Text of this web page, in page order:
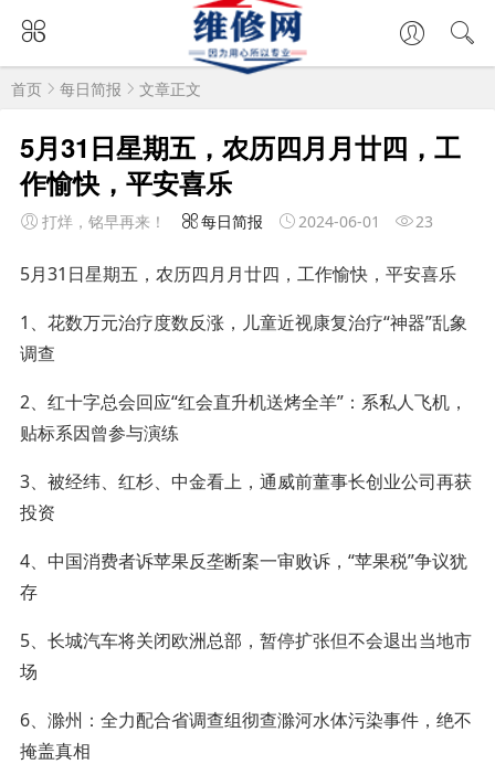
首页 每日简报 文章正文
5月31日星期五，农历四月月廿四，工
作愉快，平安喜乐
打烊，铭早再来！ 每日简报 2024-06-01 23
5月31日星期五，农历四月月廿四，工作愉快，平安喜乐
1、花数万元治疗度数反涨，儿童近视康复治疗“神器”乱象
调查
2、红十字总会回应“红会直升机送烤全羊”：系私人飞机，
贴标系因曾参与演练
3、被经纬、红杉、中金看上，通威前董事长创业公司再获
投资
4、中国消费者诉苹果反垄断案一审败诉，“苹果税”争议犹
存
5、长城汽车将关闭欧洲总部，暂停扩张但不会退出当地市
场
6、滁州：全力配合省调查组彻查滁河水体污染事件，绝不
掩盖真相